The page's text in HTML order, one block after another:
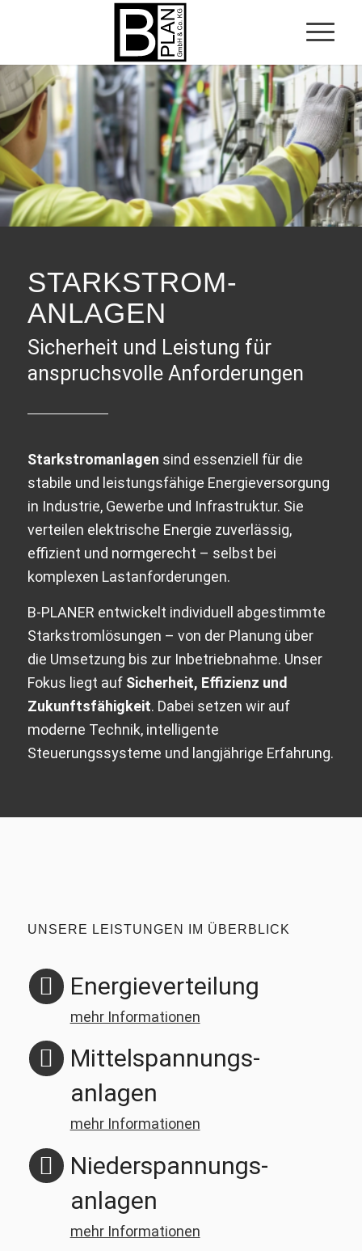
STARKSTROM­
ANLAGEN
Sicherheit und Leistung für
anspruchsvolle Anforderungen
Starkstromanlagen sind essenziell für die
stabile und leistungsfähige Energieversorgung
in Industrie, Gewerbe und Infrastruktur. Sie
verteilen elektrische Energie zuverlässig,
effizient und normgerecht – selbst bei
komplexen Lastanforderungen.
B-PLANER entwickelt individuell abgestimmte
Starkstromlösungen – von der Planung über
die Umsetzung bis zur Inbetriebnahme. Unser
Fokus liegt auf Sicherheit, Effizienz und
Zukunftsfähigkeit. Dabei setzen wir auf
moderne Technik, intelligente
Steuerungssysteme und langjährige Erfahrung.
UNSERE LEISTUNGEN IM ÜBERBLICK
Energie­verteilung
mehr Informationen
Mittelspannungs­
anlagen
mehr Informationen
Niederspannungs­
anlagen
mehr Informationen